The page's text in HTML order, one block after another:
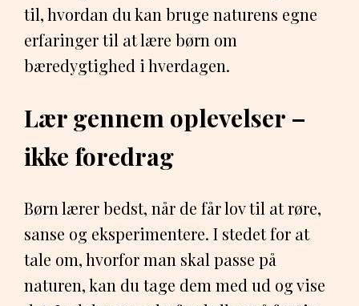
til, hvordan du kan bruge naturens egne
erfaringer til at lære børn om
bæredygtighed i hverdagen.
Lær gennem oplevelser –
ikke foredrag
Børn lærer bedst, når de får lov til at røre,
sanse og eksperimentere. I stedet for at
tale om, hvorfor man skal passe på
naturen, kan du tage dem med ud og vise